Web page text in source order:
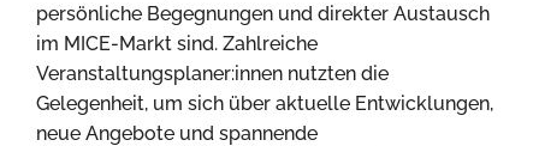
persönliche Begegnungen und direkter Austausch
im MICE-Markt sind. Zahlreiche
Veranstaltungsplaner:innen nutzten die
Gelegenheit, um sich über aktuelle Entwicklungen,
neue Angebote und spannende